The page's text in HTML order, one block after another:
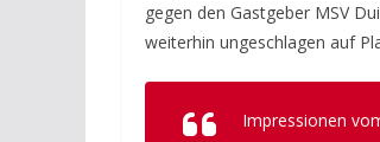
gegen den Gastgeber MSV
weiterhin ungeschlagen auf
Impressionen